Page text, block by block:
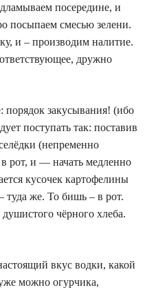
посередине, и
посыпаем смесью зелени.
и – производим налитие.
дружно
порядок закусывания! (ибо
поступать так: поставив
(непременно
рот, и — начать медленно
кусочек картофелины
туда же. То бишь – в рот.
чёрного хлеба.
вкус водки, какой
можно огурчика,